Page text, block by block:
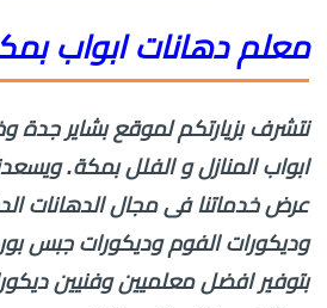
معلم دهانات ابواب
نتشرف بزيارتكم لموقع بشاير جدة
ابواب المنازل و الفلل بمكة.
عرض خدماتنا فى مجال الدهانات
وديكورات الفوم وديكورات جبس
بتوفير افضل معلميين وفنيين